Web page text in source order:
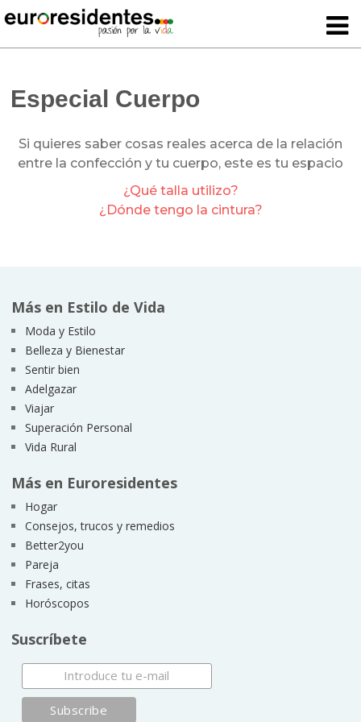
Especial Cuerpo
Si quieres saber cosas reales acerca de la relación
entre la confección y tu cuerpo, este es tu espacio
¿Qué talla utilizo?
¿Dónde tengo la cintura?
Más en Estilo de Vida
Moda y Estilo
Belleza y Bienestar
Sentir bien
Adelgazar
Viajar
Superación Personal
Vida Rural
Más en Euroresidentes
Hogar
Consejos, trucos y remedios
Better2you
Pareja
Frases, citas
Horóscopos
Suscríbete